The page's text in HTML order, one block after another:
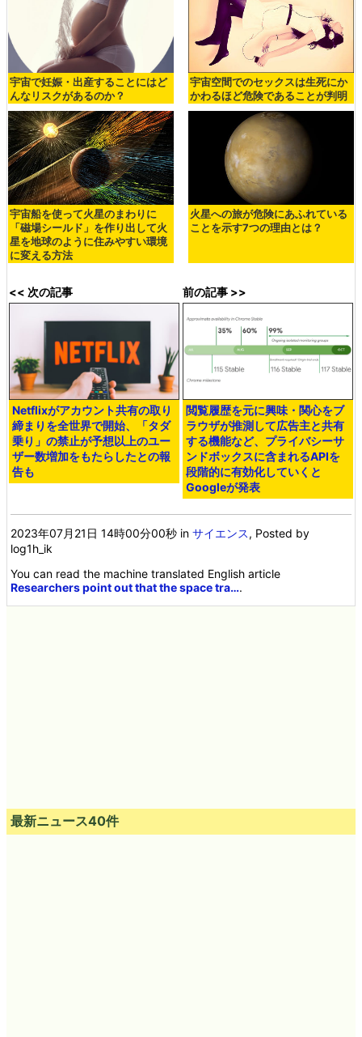
宇宙で妊娠・出産することにはど
んなリスクがあるのか？
宇宙空間でのセックスは生死にか
かわるほど危険であることが判明
宇宙船を使って火星のまわりに
「磁場シールド」を作り出して火
星を地球のように住みやすい環境
に変える方法
火星への旅が危険にあふれている
ことを示す7つの理由とは？
<< 次の記事
Netflixがアカウント共有の取り
締まりを全世界で開始、「タダ
乗り」の禁止が予想以上のユー
ザー数増加をもたらしたとの報
告も
前の記事 >>
閲覧履歴を元に興味・関心をブ
ラウザが推測して広告主と共有
する機能など、プライバシーサ
ンドボックスに含まれるAPIを
段階的に有効化していくと
Googleが発表
2023年07月21日 14時00分00秒 inサイエンス, Posted by
log1h_ik
You can read the machine translated English article
Researchers point out that the space tra….
最新ニュース40件